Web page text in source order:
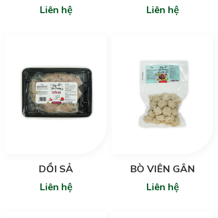
Liên hệ
Liên hệ
DỒI SẢ
Liên hệ
BÒ VIÊN GÂN
Liên hệ